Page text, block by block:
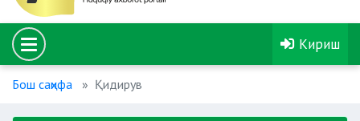
Кириш
Бош саҳифа Қидирув